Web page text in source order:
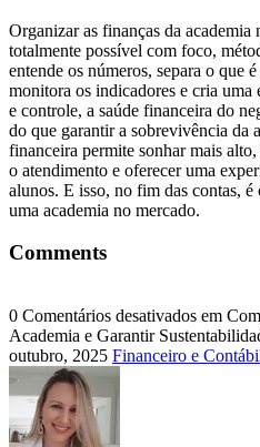
Organizar as finanças da academia
totalmente possível com foco,
entende os números, separa o que
monitora os indicadores e cria uma
e controle, a saúde financeira do
do que garantir a sobrevivência da
financeira permite sonhar mais
o atendimento e oferecer uma
alunos. E isso, no fim das contas,
uma academia no mercado.
Comments
0 Comentários desativados em
Academia e Garantir
outubro, 2025 Financeiro e